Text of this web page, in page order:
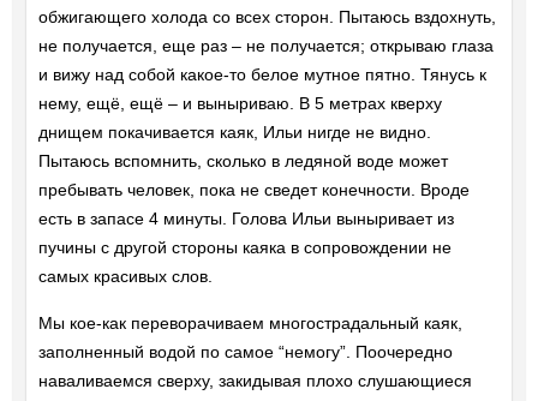
обжигающего холода со всех сторон. Пытаюсь вздохнуть,
не получается, еще раз – не получается; открываю глаза
и вижу над собой какое-то белое мутное пятно. Тянусь к
нему, ещё, ещё – и выныриваю. В 5 метрах кверху
днищем покачивается каяк, Ильи нигде не видно.
Пытаюсь вспомнить, сколько в ледяной воде может
пребывать человек, пока не сведет конечности. Вроде
есть в запасе 4 минуты. Голова Ильи выныривает из
пучины с другой стороны каяка в сопровождении не
самых красивых слов.
Мы кое-как переворачиваем многострадальный каяк,
заполненный водой по самое “немогу”. Поочередно
наваливаемся сверху, закидывая плохо слушающиеся